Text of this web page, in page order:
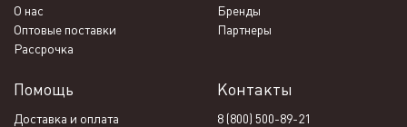
О нас
Бренды
Оптовые поставки
Партнеры
Рассрочка
Помощь
Доставка и оплата
Контакты
8 (800) 500-89-21